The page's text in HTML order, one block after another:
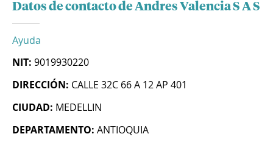
Datos de contacto de Andres Valencia S A S
Ayuda
NIT: 9019930220
DIRECCIÓN: CALLE 32C 66 A 12 AP 401
CIUDAD: MEDELLIN
DEPARTAMENTO: ANTIOQUIA